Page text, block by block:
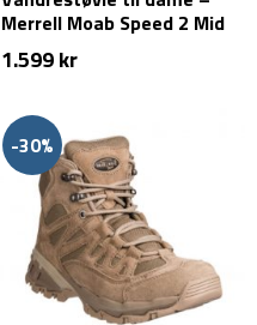
Merrell Moab Speed 2 Mid
GTX – Sort
1.599kr
-30%